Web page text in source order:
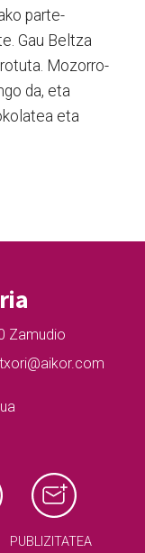
parte-
Gau Beltza
Mozorro-
da, eta
eta
Zamudio
PUBLIZITATEA